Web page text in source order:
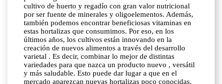
cultivo de huerto y regadío con gran valor nutricional
por ser fuente de minerales y oligoelementos. Además,
también podemos encontrar beneficiosas vitaminas en
estas hortalizas que consumimos. Por eso, en los
últimos años, los cultivos están innovando en la
creación de nuevos alimentos a través del desarrollo
varietal . Es decir, combinar lo mejor de distintas
variedades para que nazca un producto nuevo , versátil
y más saludable. Esto puede dar lugar a que en el
mercado aparezcan nuevas hortalizas poco conocidas,